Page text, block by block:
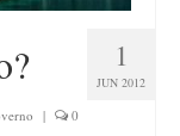
1
JUN 2012
| 0